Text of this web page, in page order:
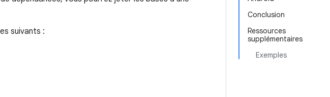
Conclusion
Ressources
supplémentaires
Exemples
suivants :